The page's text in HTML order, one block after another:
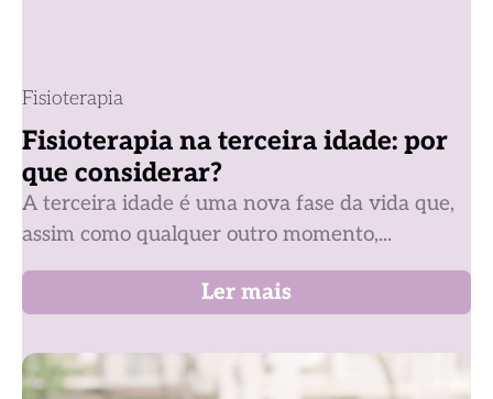
Fisioterapia
Fisioterapia na terceira idade: por
que considerar?
A terceira idade é uma nova fase da vida que,
assim como qualquer outro momento,...
Ler mais